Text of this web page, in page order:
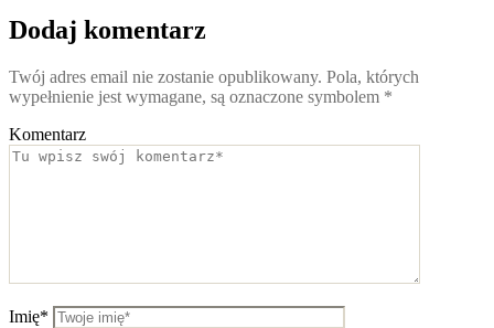
Dodaj komentarz
Twój adres email nie zostanie opublikowany. Pola, których
wypełnienie jest wymagane, są oznaczone symbolem *
Komentarz
Imię*